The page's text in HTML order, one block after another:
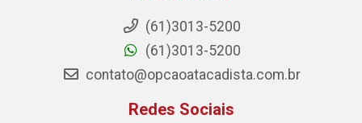
(61)3013-5200
(61)3013-5200
contato@opcaoatacadista.com.br
Redes Sociais